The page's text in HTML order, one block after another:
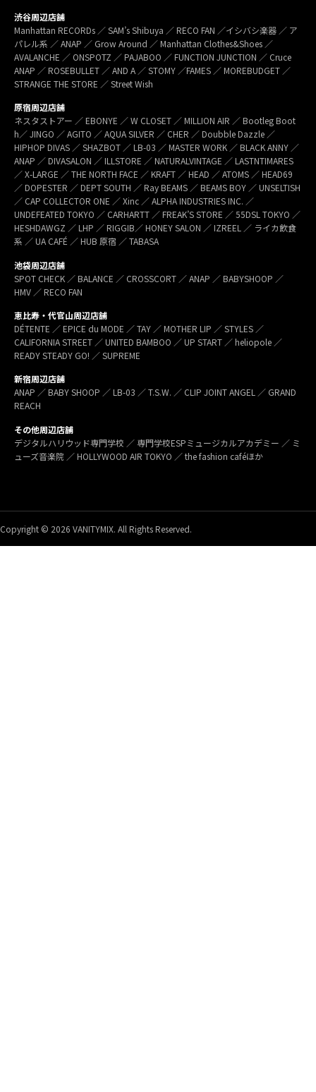
渋谷周辺店舗
Manhattan RECORDs ／ SAM’s Shibuya ／ RECO FAN ／イシバシ楽器 ／ ア
パレル系 ／ ANAP ／ Grow Around ／ Manhattan Clothes&Shoes ／
AVALANCHE ／ ONSPOTZ ／ PAJABOO ／ FUNCTION JUNCTION ／ Cruce
ANAP ／ ROSEBULLET ／ AND A ／ STOMY ／FAMES ／ MOREBUDGET ／
STRANGE THE STORE ／ Street Wish
原宿周辺店舗
ネスタストアー ／ EBONYE ／ W CLOSET ／ MILLION AIR ／ Bootleg Boot
h／ JINGO ／ AGITO ／ AQUA SILVER ／ CHER ／ Doubble Dazzle ／
HIPHOP DIVAS ／ SHAZBOT ／ LB-03 ／ MASTER WORK ／ BLACK ANNY ／
ANAP ／ DIVASALON ／ ILLSTORE ／ NATURALVINTAGE ／ LASTNTIMARES
／ X-LARGE ／ THE NORTH FACE ／ KRAFT ／ HEAD ／ ATOMS ／ HEAD69
／ DOPESTER ／ DEPT SOUTH ／ Ray BEAMS ／ BEAMS BOY ／ UNSELTISH
／ CAP COLLECTOR ONE ／ Xinc ／ ALPHA INDUSTRIES INC. ／
UNDEFEATED TOKYO ／ CARHARTT ／ FREAK’S STORE ／ 55DSL TOKYO ／
HESHDAWGZ ／ LHP ／ RIGGIB／ HONEY SALON ／ IZREEL ／ ライカ飲食
系 ／ UA CAFÉ ／ HUB 原宿 ／ TABASA
池袋周辺店舗
SPOT CHECK ／ BALANCE ／ CROSSCORT ／ ANAP ／ BABYSHOOP ／
HMV ／ RECO FAN
恵比寿・代官山周辺店舗
DÉTENTE ／ EPICE du MODE ／ TAY ／ MOTHER LIP ／ STYLES ／
CALIFORNIA STREET ／ UNITED BAMBOO ／ UP START ／ heliopole ／
READY STEADY GO! ／ SUPREME
新宿周辺店舗
ANAP ／ BABY SHOOP ／ LB-03 ／ T.S.W. ／ CLIP JOINT ANGEL ／ GRAND
REACH
その他周辺店舗
デジタルハリウッド専門学校 ／ 専門学校ESPミュージカルアカデミー ／ ミ
ューズ音楽院 ／ HOLLYWOOD AIR TOKYO ／ the fashion caféほか
Copyright © 2026 VANITYMIX. All Rights Reserved.